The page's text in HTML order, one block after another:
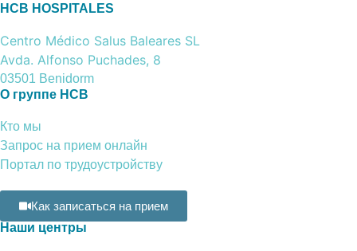
HCB HOSPITALES
Centro Médico Salus Baleares SL
Avda. Alfonso Puchades, 8
03501 Benidorm
О группе HCB
Кто мы
Запрос на прием онлайн
Портал по трудоустройству
Как записаться на прием
Наши центры